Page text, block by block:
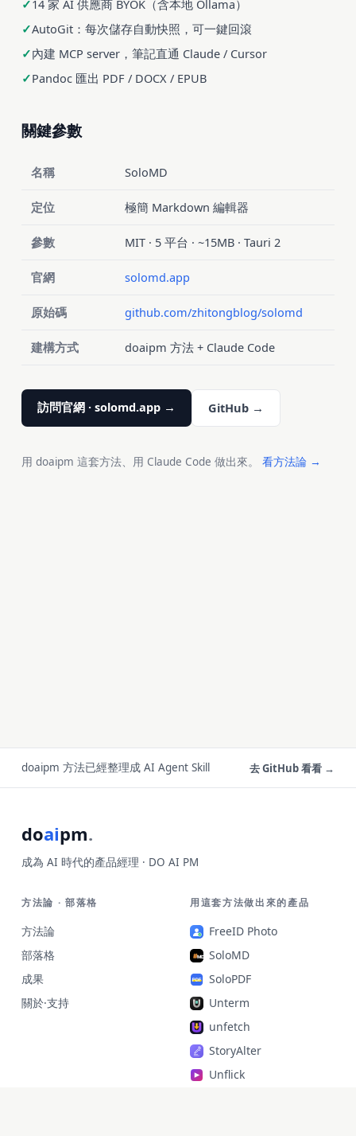
14 家 AI 供應商 BYOK（含本地 Ollama）
AutoGit：每次儲存自動快照，可一鍵回滾
內建 MCP server，筆記直通 Claude / Cursor
Pandoc 匯出 PDF / DOCX / EPUB
關鍵參數
名稱 SoloMD
定位 極簡 Markdown 編輯器
參數 MIT · 5 平台 · ~15MB · Tauri 2
官網 solomd.app
原始碼 github.com/zhitongblog/solomd
建構方式 doaipm 方法 + Claude Code
訪問官網 · solomd.app → GitHub →
用 doaipm 這套方法、用 Claude Code 做出來。 看方法論 →
doaipm 方法已經整理成 AI Agent Skill 去 GitHub 看看 →
doaipm.
成為 AI 時代的產品經理 · DO AI PM
方法論 · 部落格
方法論
部落格
成果
關於·支持
用這套方法做出來的產品
FreeID Photo
SoloMD
SoloPDF
Unterm
unfetch
StoryAlter
Unflick